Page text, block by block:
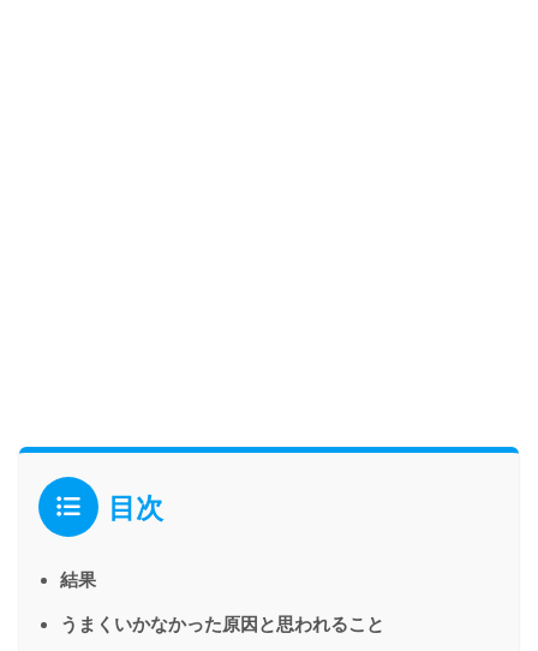
目次
結果
うまくいかなかった原因と思われること